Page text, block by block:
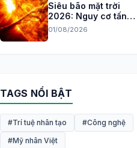
Siêu bão mặt trời
2026: Nguy cơ tấn
công Trái đất và cách
01/08/2026
TAGS NỔI BẬT
#Trí tuệ nhân tạo
#Công nghệ
#Mỹ nhân Việt